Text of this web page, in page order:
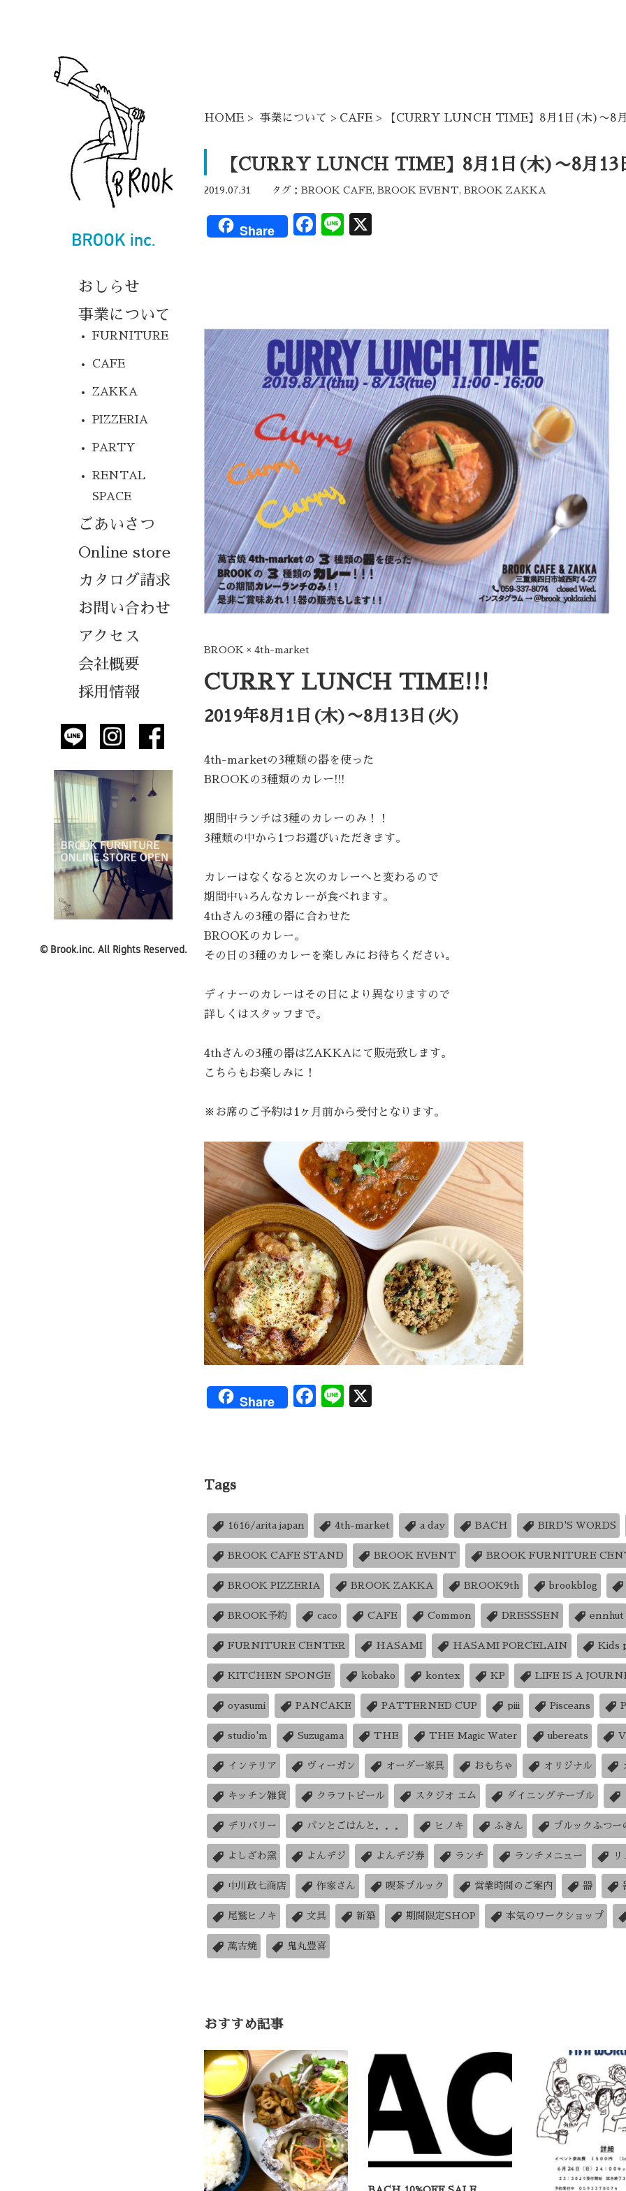
おしらせ
事業について
FURNITURE
CAFE
ZAKKA
PIZZERIA
PARTY
RENTAL
SPACE
ごあいさつ
Online store
カタログ請求
お問い合わせ
アクセス
会社概要
採用情報
HOME > 事業について > CAFE > 【CURRY LUNCH TIME】8月1日(木)〜8
【CURRY LUNCH TIME】8月1日(木)〜8月13
2019.07.31 タグ： BROOK CAFE, BROOK EVENT, BROOK ZAKKA
Share Facebook
Line
BROOK × 4th-market
CURRY LUNCH TIME!!!
2019年8月1日(木)〜8月13日(火)
4th-marketの3種類の器を使った
BROOKの3種類のカレー!!!
期間中ランチは3種のカレーのみ！！
3種類の中から1つお選びいただきます。
カレーはなくなると次のカレーへと変わるので
期間中いろんなカレーが食べれます。
4thさんの3種の器に合わせた
BROOKのカレー。
その日の3種のカレーを楽しみにお待ちください。
ディナーのカレーはその日により異なりますので
詳しくはスタッフまで。
4thさんの3種の器はZAKKAにて販売致します。
こちらもお楽しみに！
※お席のご予約は1ヶ月前から受付となります。
Share Facebook
Line
Tags
1616/arita japan 4th-market a day BACH BIRD'S WORDS
BROOK CAFE STAND BROOK EVENT BROOK FURNITURE
BROOK PIZZERIA BROOK ZAKKA BROOK9th brookblog
BROOK予約 caco CAFE Common DRESSSEN ennhut
FURNITURE CENTER HASAMI HASAMI PORCELAIN Kids
KITCHEN SPONGE kobako kontex KP LIFE IS A
oyasumi PANCAKE PATTERNED CUP piii Pisceans
studio'm Suzugama THE THE Magic Water ubereats
インテリア ヴィーガン オーダー家具 おもちゃ オリジナル
キッチン雑貨 クラフトビール スタジオ エム ダイニングテーブル
デリバリー パンとごはんと．．． ヒノキ ふきん ブルックふつー
よしざわ窯 よんデジ よんデジ券 ランチ ランチメニュー リ
中川政七商店 作家さん 喫茶ブルック 営業時間のご案内 器
尾鷲ヒノキ 文具 新築 期間限定SHOP 本気のワークショップ
萬古焼 鬼丸豊喜
おすすめ記事
© Brook.inc.All Rights Reserved.